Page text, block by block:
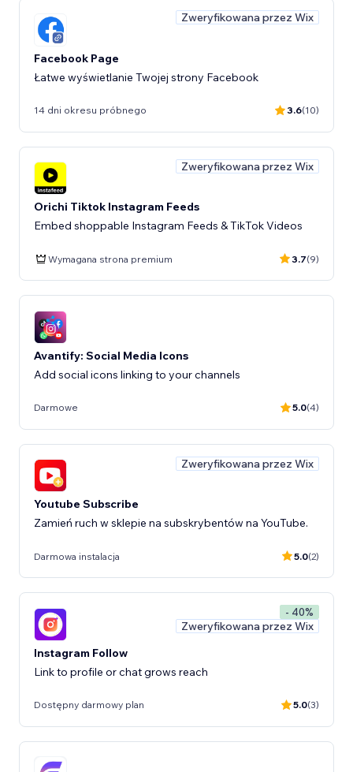
Zweryfikowana przez Wix
Facebook Page
Łatwe wyświetlanie Twojej strony Facebook
14 dni okresu próbnego 3.6(10)
Zweryfikowana przez Wix
Orichi Tiktok Instagram Feeds
Embed shoppable Instagram Feeds & TikTok Videos
Wymagana strona premium 3.7(9)
Avantify: Social Media Icons
Add social icons linking to your channels
Darmowe 5.0(4)
Zweryfikowana przez Wix
Youtube Subscribe
Zamień ruch w sklepie na subskrybentów na YouTube.
Darmowa instalacja 5.0(2)
- 40%
Zweryfikowana przez Wix
Instagram Follow
Link to profile or chat grows reach
Dostępny darmowy plan 5.0(3)